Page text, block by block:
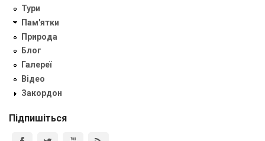
Тури
Пам'ятки
Природа
Блог
Галереї
Відео
Закордон
Підпишіться